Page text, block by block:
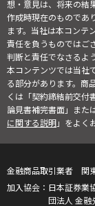
想・意見は、将来の結
作成時現在のものであ
ます。当社は本コンテ
責任を負うものではご
判断と責任でなさるよ
本コンテンツでは当社
る部分があります。商
くは「契約締結前交付
論見書補完書面」また
に関する説明」をよく
金融商品取引業者 関
日本証券業
団法人 金融